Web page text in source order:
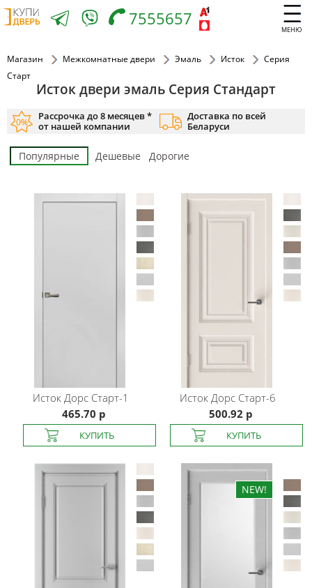
МЕНЮ
7555657
Магазин Межкомнатные двери Эмаль Исток
Серия
Старт
Исток двери эмаль Серия Стандарт
Рассрочка до 8 месяцев *
от нашей компании
Доставка по всей
Беларуси
Популярные Дешевые Дорогие
Исток ДорсСтарт-1
465.70 р
Исток ДорсСтарт-6
500.92 р